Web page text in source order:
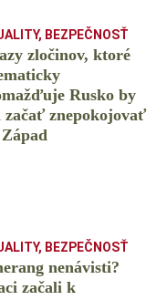
, BEZPEČNOSŤ
zločinov, ktoré
Rusko by
začať znepokojovať
, BEZPEČNOSŤ
nenávisti?
začali k